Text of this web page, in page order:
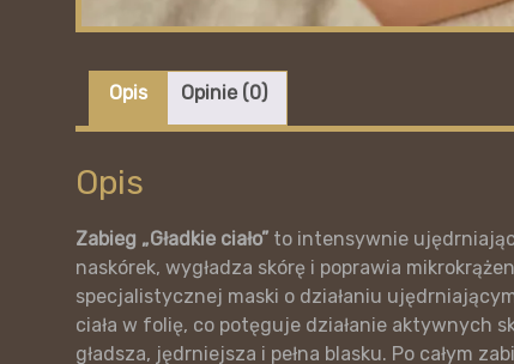
Opis Opinie (0)
Opis
Zabieg „Gładkie ciało” to intensywnie
naskórek, wygładza skórę i poprawia
specjalistycznej maski o działaniu
ciała w folię, co potęguje działanie aktywnych
gładsza, jędrniejsza i pełna blasku. Po całym